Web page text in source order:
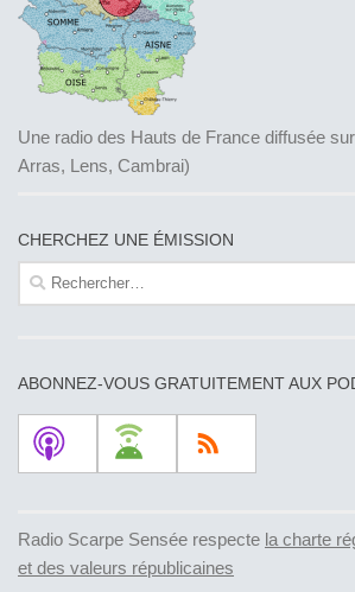
Une radio des Hauts de France diffusée
Arras, Lens, Cambrai)
CHERCHEZ UNE ÉMISSION
Rechercher :
ABONNEZ-VOUS GRATUITEMENT AUX
Radio Scarpe Sensée respecte la charte
et des valeurs républicaines